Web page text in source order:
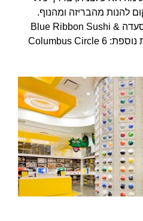
להנות מהבריזה ומהנוף.
כדאי להזמין מראש מקום למסעדה Blue Ribbon Sushi &